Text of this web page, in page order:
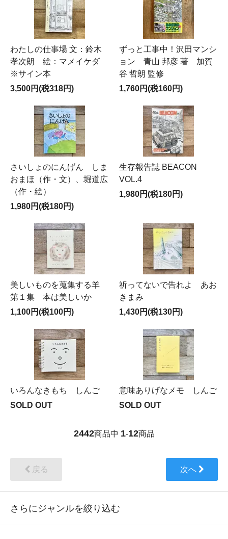
わたしの仕事場 文：鈴木
孝次朗 絵：マメイケダ
※サイン本
3,500円(税318円)
ずっと工事中！沢田マンシ
ョン 青山 邦彦 著 加賀
谷 哲朗 監修
1,760円(税160円)
さいしょのにんげん しま
おまほ（作・文）、堀道広
（作・絵）
1,980円(税180円)
生存報告誌 BEACON
VOL.4
1,980円(税180円)
美しいものを蒐集する羊
第１集 本は美しいか
1,100円(税100円)
祈ってないで告れよ あお
きまみ
1,430円(税130円)
いろんなきもち しんご
SOLD OUT
意味ありげなメモ しんご
SOLD OUT
2442商品中 1-12商品
戻る 次へ
さらにジャンルを絞り込む